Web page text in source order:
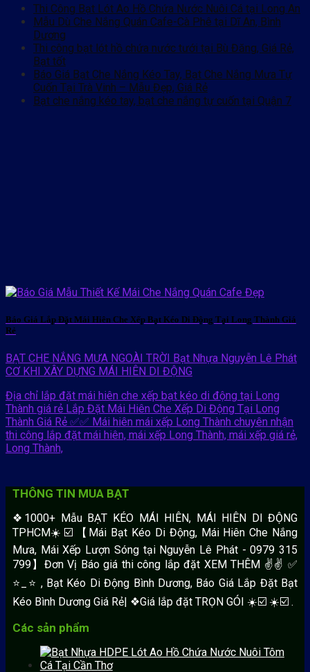
Thi Công Bạt Lót Ao Hồ Chứa Nước Nuôi Cá tại Long An
Mẫu Dù Che Nắng Quán Cafe-Cà Phê tại Dĩ An, Bình
Dương
Thi công bạt lót hồ chứa nước tưới tại Bù Đăng, Giá Rẻ,
Bạt tốt
Báo Giá Bạt Che Nắng Kéo Tay, Bạt Che Nắng Mưa Tự
Cuốn Tại Trà Vinh – Mẫu Đẹp, Giá Rẻ
Bạt che nắng kéo tay, bạt che nắng tự cuốn tại Quận 7
Báo Giá Lắp Đặt Mái Hiên Che Xếp Bạt Kéo Di Động Tại Long Thành Giá
Rẻ
BẠT CHE NẮNG MƯA NGOÀI TRỜI Bạt Nhựa Nguyễn Lê Phát
CƠ KHI XÂY DỰNG MÁI HIÊN DI ĐỘNG
Địa chỉ lắp đặt mái hiên che xếp bạt kéo di động tại Long
Thành giá rẻ Lắp Đặt Mái Hiên Che Xếp Di Động Tại Long
Thành Giá Rẻ ✅✅ Mái hiên mái xếp Long Thành chuyên nhận
thi công lắp đặt mái hiên, mái xếp Long Thành, mái xếp giá rẻ,
Long Thành,
THÔNG TIN MUA BẠT
❖1000+ Mẫu BẠT KÉO MÁI HIÊN, MÁI HIÊN DI ĐỘNG
TPHCM☀️☑️ 【Mái Bạt Kéo Di Động, Mái Hiên Che Nắng
Mưa, Mái Xếp Lượn Sóng tại Nguyễn Lê Phát - 0979 315
799】Đơn Vị Báo giá thi công lắp đặt XEM THÊM ✌✌ ✅
⭐️_⭐ , Bạt Kéo Di Động Bình Dương, Báo Giá Lắp Đặt Bạt
Kéo Bình Dương Giá Rẻ| ❖Giá lắp đặt TRỌN GÓI ☀️☑️ ☀️☑️ .
Các sản phẩm